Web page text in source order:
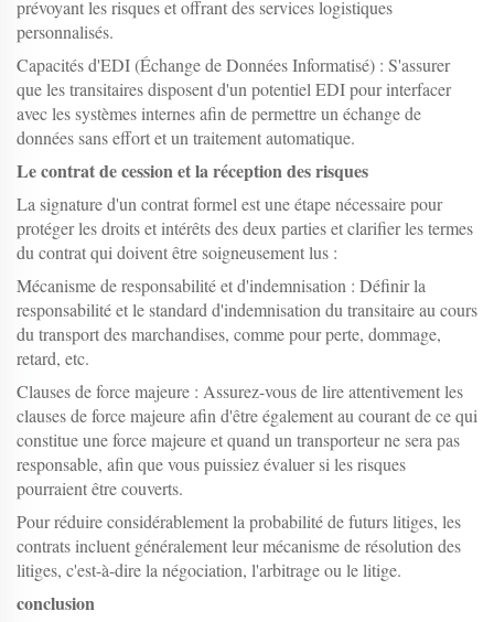
prévoyant les risques et offrant des services logistiques
personnalisés.
Capacités d'EDI (Échange de Données Informatisé) : S'assurer
que les transitaires disposent d'un potentiel EDI pour interfacer
avec les systèmes internes afin de permettre un échange de
données sans effort et un traitement automatique.
Le contrat de cession et la réception des risques
La signature d'un contrat formel est une étape nécessaire pour
protéger les droits et intérêts des deux parties et clarifier les termes
du contrat qui doivent être soigneusement lus :
Mécanisme de responsabilité et d'indemnisation : Définir la
responsabilité et le standard d'indemnisation du transitaire au cours
du transport des marchandises, comme pour perte, dommage,
retard, etc.
Clauses de force majeure : Assurez-vous de lire attentivement les
clauses de force majeure afin d'être également au courant de ce qui
constitue une force majeure et quand un transporteur ne sera pas
responsable, afin que vous puissiez évaluer si les risques
pourraient être couverts.
Pour réduire considérablement la probabilité de futurs litiges, les
contrats incluent généralement leur mécanisme de résolution des
litiges, c'est-à-dire la négociation, l'arbitrage ou le litige.
conclusion